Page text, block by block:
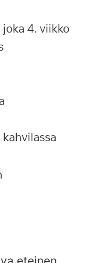
4. viikko